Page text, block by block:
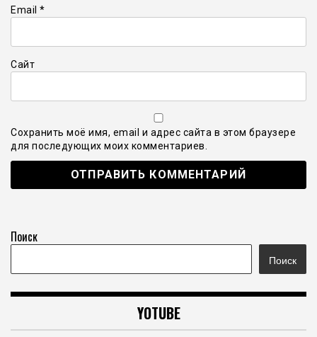
Email *
Сайт
Сохранить моё имя, email и адрес сайта в этом браузере
для последующих моих комментариев.
Поиск
Поиск
YOTUBE